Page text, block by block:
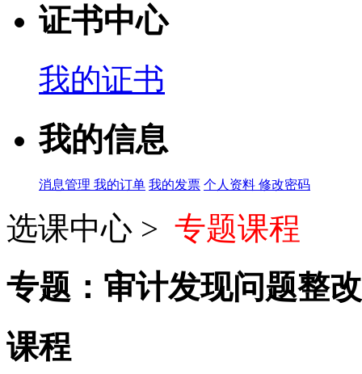
证书中心
我的证书
我的信息
消息管理 我的订单 我的发票 个人资料 修改密码
选课中心 > 专题课程
专题：审计发现问题整
课程